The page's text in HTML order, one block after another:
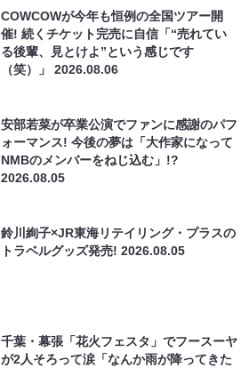
COWCOWが今年も恒例の全国ツアー開
催! 続くチケット完売に自信「“売れてい
る後輩、見とけよ”という感じです
（笑）」2026.08.06
安部若菜が卒業公演でファンに感謝のパフ
ォーマンス! 今後の夢は「大作家になって
NMBのメンバーをねじ込む」!?
2026.08.05
鈴川絢子×JR東海リテイリング・プラスの
トラベルグッズ発売!2026.08.05
千葉・幕張「花火フェスタ」でフースーヤ
が2人そろって涙「なんか雨が降ってきた